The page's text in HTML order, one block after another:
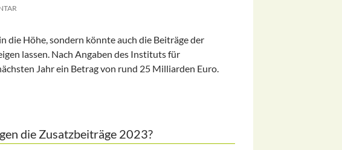
Höhe, sondern könnte auch die Beiträge der
lassen. Nach Angaben des Instituts für
Jahr ein Betrag von rund 25 Milliarden Euro.
droht 2023
die Zusatzbeiträge 2023?